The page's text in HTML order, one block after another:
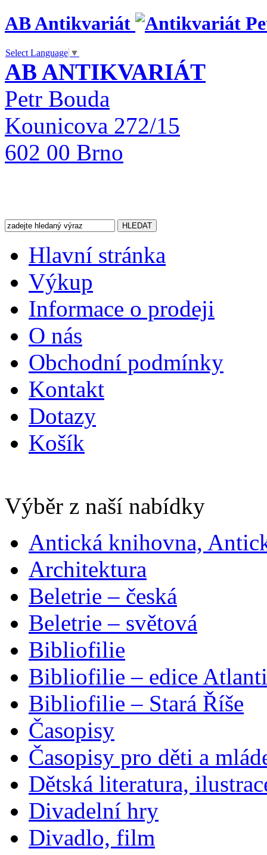
AB Antikvariát
Select Language ▼
AB ANTIKVARIÁT
Petr Bouda
Kounicova 272/15
602 00 Brno
Hlavní stránka
Výkup
Informace o prodeji
O nás
Obchodní podmínky
Kontakt
Dotazy
Košík
Výběr z naší nabídky
Antická knihovna,
Architektura
Beletrie – česká
Beletrie – světová
Bibliofilie
Bibliofilie – edice
Bibliofilie – Stará Říše
Časopisy
Časopisy pro děti a
Dětská literatura,
Divadelní hry
Divadlo, film